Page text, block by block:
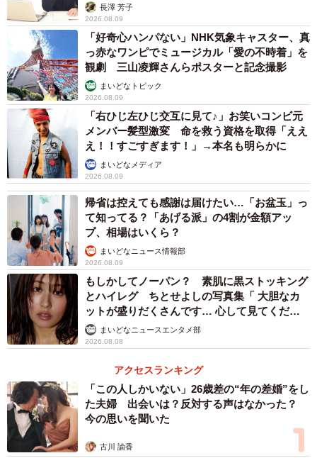
友人は「年配の人が信じる迷信だよ。若い世代はあまり
気にしない」と言いながらも、離婚の証人に名前を使用し
ても、紅包（ホンバオ、赤い封筒）に包まれた報酬を受け
取ることで悪運が解消ができる、とも説明してくれまし
た。
これを聞いて筆者がまず思ったことは「これ、バイトに
なるやん…」。友人も笑いながら、「証人になる回数に制
限はないから、本当におこづかい稼ぎしてる人はいるかも
しれない。今月ちょっとお金厳しいから、離婚の証人する
か！って」と話しました。
◇
看板があるのは、台南の五つ星ホテル「シルクスプレイ
スホテル」からほど近い、観光客が多く行き交う路上。台
湾の古都として観光名所が多い台南に旅行の際は、ぜひこ
アカウンセラーが解説】
長澤 芳子
2026.08.09
「好奇心ハンパない」NHK気象キャスター、真
っ赤なワンピでミュージカル「愛の不時着」を
観劇 三山凌輝さんらポスターと記念撮影
まいどなトピック
2026.08.09
「右ひじ左ひじ交互に見て♪」お笑いコンビ元
メンバー髪型激変 命を救う資格を取得「ええ
え！！すごすぎます！」→本名も明らかに
まいどなメディア
2026.08.09
帰省は控えても感謝は届けたい…「お盆玉」っ
て知ってる？「あげる派」の4割が金額アッ
プ、相場はいくら？
まいどなニュース情報部
2026.08.09
もしかしてノーパン？ 素肌に黒ストッキング
とハイレグ ちとせよしの写真集「 大胆なカ
ットが盛りだくさんです… 心して見てくださ
い」まいどなニュースエンタメ部
2026.08.08
アクセスランキング
「この人しかいない」26歳差の“年の差婚”をし
た夫婦 出会いは？反対する声はなかった？
今の思いを聞いた
古川 諭香